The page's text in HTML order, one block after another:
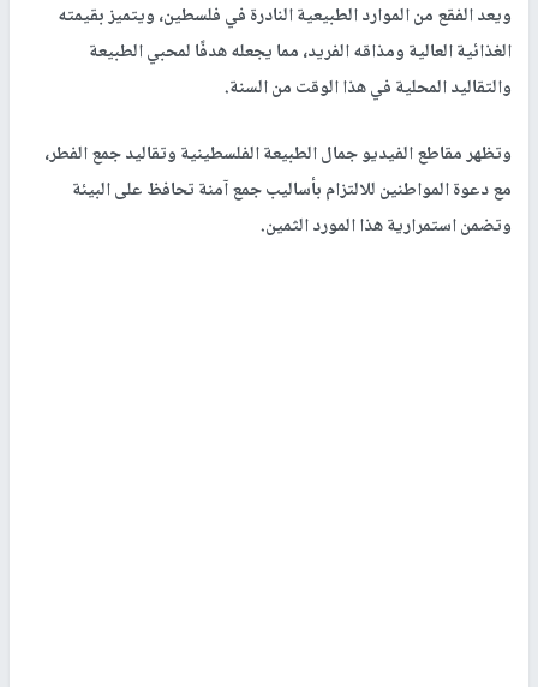
ويعد الفقع من الموارد الطبيعية النادرة في فلسطين، ويتميز بقيمته
الغذائية العالية ومذاقه الفريد، مما يجعله هدفًا لمحبي الطبيعة
والتقاليد المحلية في هذا الوقت من السنة.
وتظهر مقاطع الفيديو جمال الطبيعة الفلسطينية وتقاليد جمع الفطر،
مع دعوة المواطنين للالتزام بأساليب جمع آمنة تحافظ على البيئة
وتضمن استمرارية هذا المورد الثمين.